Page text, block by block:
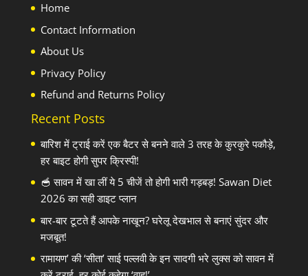
Home
Contact Information
About Us
Privacy Policy
Refund and Returns Policy
Recent Posts
बारिश में ट्राई करें एक बैटर से बनने वाले 3 तरह के कुरकुरे पकौड़े,
हर बाइट होगी सुपर क्रिस्पी!
🥣 सावन में खा लीं ये 5 चीजें तो होगी भारी गड़बड़! Sawan Diet
2026 का सही डाइट प्लान
बार-बार टूटते हैं आपके नाखून? घरेलू देखभाल से बनाएं सुंदर और
मजबूत!
रामायण’ की ‘सीता’ साई पल्लवी के इन सादगी भरे लुक्स को सावन में